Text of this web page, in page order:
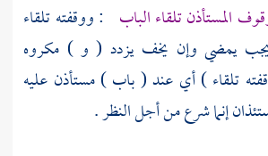
المستأذن تلقاء الباب : ووقفته تلقاء
يمضي وإن يخف يزدد ( و ) مكروه
تلقاء ) أي عند ( باب ) مستأذن عليه
إنما شرع من أجل النظر .